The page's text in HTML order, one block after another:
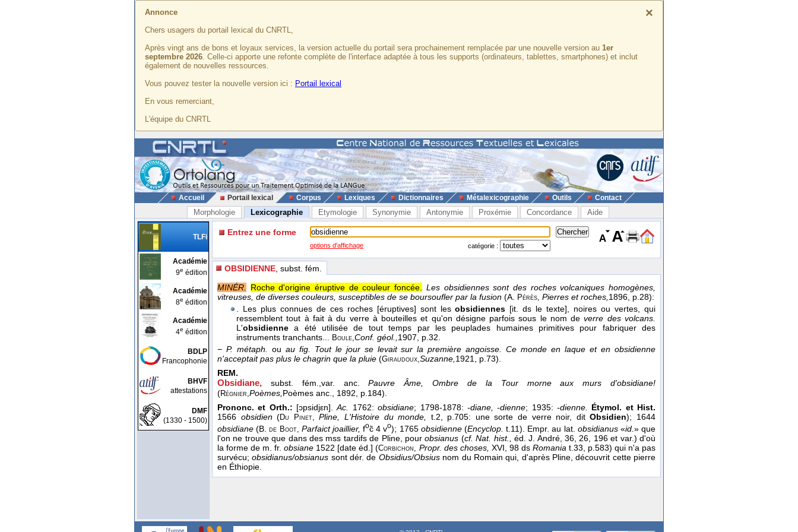
×
Annonce
Chers usagers du portail lexical du CNRTL,
Après vingt ans de bons et loyaux services, la version actuelle du portail sera prochainement remplacée par une nouvelle version au 1er
septembre 2026. Celle-ci apporte une refonte complète de l'interface adaptée à tous les supports (ordinateurs, tablettes, smartphones) et inclut
également de nouvelles ressources.
Vous pouvez tester la nouvelle version ici : Portail lexical
En vous remerciant,
L'équipe du CNRTL
Accueil Portail lexical Corpus Lexiques Dictionnaires Métalexicographie Outils Contact
Morphologie Lexicographie Etymologie Synonymie Antonymie Proxémie Concordance Aide
TLFi
Académie
9e édition
Académie
8e édition
Académie
4e édition
BDLP
Francophonie
BHVF
attestations
DMF
(1330 - 1500)
Entrez une forme
options d'affichage catégorie :
OBSIDIENNE , subst. fém.
MINÉR. Roche d'origine éruptive de couleur foncée. Les obsidiennes sont des roches volcaniques homogènes,
vitreuses, de diverses couleurs, susceptibles de se boursoufler par la fusion (A. Pérès, Pierres et roches,1896, p.28):
. Les plus connues de ces roches [éruptives] sont lesobsidiennes [it. ds le texte], noires ou vertes, qui
ressemblent tout à fait à du verre à bouteilles et qu'on désigne parfois sous le nom deverre des volcans.
L'obsidienne a été utilisée de tout temps par les peuplades humaines primitives pour fabriquer des
instruments tranchants... Boule,Conf. géol.,1907, p.32.
− P. métaph. ou au fig.
Tout le jour se levait sur la première angoisse. Ce monde en laque et en obsidienne
n'acceptait pas plus le chagrin que la pluie (Giraudoux,Suzanne,1921, p.73).
REM.
Obsidiane, subst. fém.,var. anc.
Pauvre Âme, Ombre de la Tour morne aux murs d'obsidiane!
(Régnier,Poèmes,Poèmes anc., 1892, p.184).
Prononc. et Orth.: [ɔpsidjεn].Ac. 1762:obsidiane; 1798-1878: -diane, -dienne; 1935: -dienne. Étymol. et Hist.
1566 obsidien(Du Pinet, Pline, L'Histoire du monde, t.2, p.705: une sorte de verre noir, ditObsidien); 1644
obsidiane (B.de Boot, Parfaict joaillier, foc̃ 4 vo); 1765 obsidienne(Encyclop. t.11). Empr. au lat. obsidianus«id. » que
l'on ne trouve que dans des mss tardifs de Pline, pourobsianus (cf. Nat. hist.,
éd. J. André, 36, 26, 196 et var.) d'où
la forme de m. fr.obsiane 1522 [date éd.] (Corbichon, Propr. des choses, XVI, 98 ds Romania t.33, p.583) qui n'a pas
survécu;obsidianus/obsianus sont dér. de Obsidius/Obsiusnom du Romain qui, d'après Pline, découvrit cette pierre
en Éthiopie.